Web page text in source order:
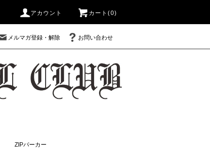
アカウント カート(0)
メルマガ登録・解除 お問い合わせ
ZIPパーカー